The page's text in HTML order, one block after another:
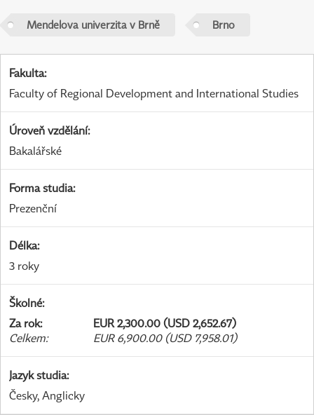
Mendelova univerzita v Brně Brno
Fakulta:
Faculty of Regional Development and International Studies
Úroveň vzdělání:
Bakalářské
Forma studia:
Prezenční
Délka:
3 roky
Školné:
Za rok:
EUR 2,300.00 (USD 2,652.67)
Celkem: EUR 6,900.00 (USD 7,958.01)
Jazyk studia:
Česky, Anglicky